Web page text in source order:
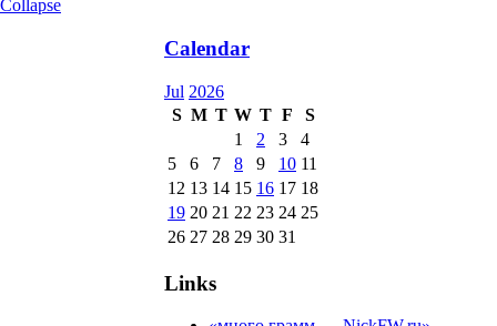
Collapse
Calendar
Jul 2026
S M T W T F
S
1
2 3
4
5
6 7 8 9 10 11
12 13 14 15 16 17 18
19 20 21 22 23 24 25
26 27 28 29 30 31
Links